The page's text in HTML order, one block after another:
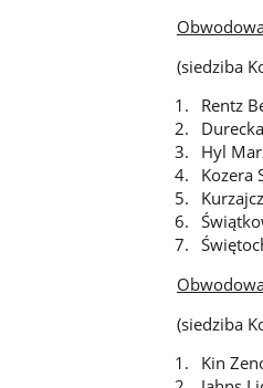
(siedziba
Rentz
Hyl
Kozera
(siedziba
Kin